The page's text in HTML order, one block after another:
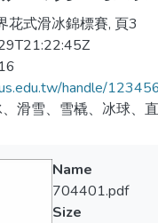
花式滑冰錦標賽, 頁3
handle/
滑雪、雪橇、冰球、
Name
704401.pdf
Size